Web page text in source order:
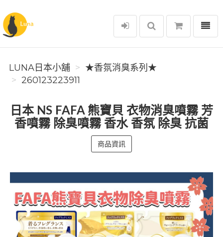
Luna日本小舖
選單
LUNA日本小舖
★香氛消臭系列★
260123223911
日本 NS FAFA 熊寶貝 衣物消臭噴霧 芳
香噴霧 除臭噴霧 香水 香氛 除臭 抗菌
商品資訊